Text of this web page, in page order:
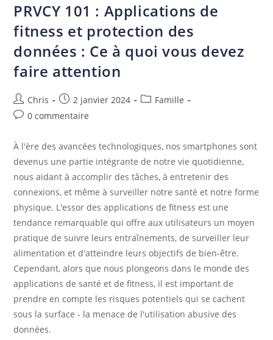
PRVCY 101 : Applications de
fitness et protection des
données : Ce à quoi vous devez
faire attention
Chris 2 janvier 2024
Famille
0 commentaire
À l'ère des avancées technologiques, nos smartphones sont
devenus une partie intégrante de notre vie quotidienne,
nous aidant à accomplir des tâches, à entretenir des
connexions, et même à surveiller notre santé et notre forme
physique. L'essor des applications de fitness est une
tendance remarquable qui offre aux utilisateurs un moyen
pratique de suivre leurs entraînements, de surveiller leur
alimentation et d'atteindre leurs objectifs de bien-être.
Cependant, alors que nous plongeons dans le monde des
applications de santé et de fitness, il est important de
prendre en compte les risques potentiels qui se cachent
sous la surface - la menace de l'utilisation abusive des
données.